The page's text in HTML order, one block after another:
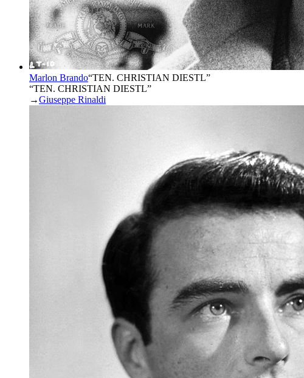
Marlon Brando“TEN. CHRISTIAN DIESTL”
“TEN. CHRISTIAN DIESTL”
→Giuseppe Rinaldi